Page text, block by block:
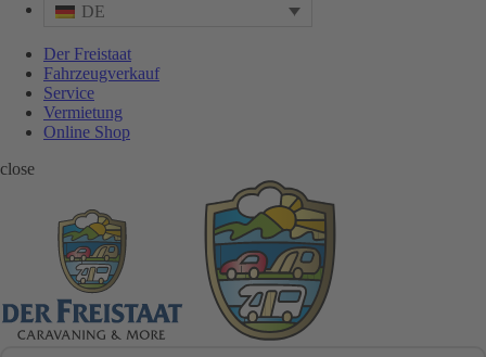
DE
Der Freistaat
Fahrzeugverkauf
Service
Vermietung
Online Shop
close